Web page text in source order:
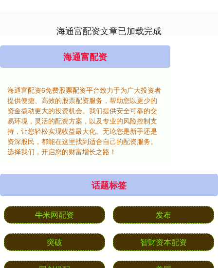
海通富配资文章已加载完成
海通富配资
海通富配资6免费股票配资平台致力于为广大投资者
提供便捷、高效的股票配资服务，帮助您以更少的
资金撬动更大的投资机会。我们提供安全可靠的交
易环境，灵活的配资方案，以及专业的风险控制支
持，让您轻松实现收益最大化。无论您是新手还是
资深股民，都能在这里找到适合自己的配资服务。
选择我们，开启您的财富增长之路！
话题标签
牛米网配资 发布
突破 智财资本配资